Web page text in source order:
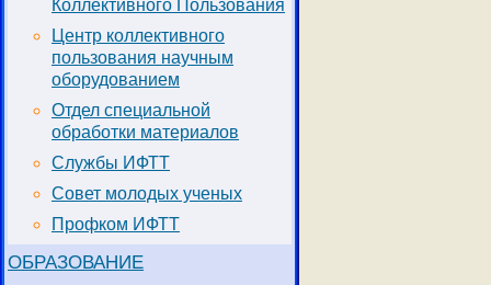
Коллективного Пользования
Центр коллективного
пользования научным
оборудованием
Отдел специальной
обработки материалов
Службы ИФТТ
Совет молодых ученых
Профком ИФТТ
ОБРАЗОВАНИЕ